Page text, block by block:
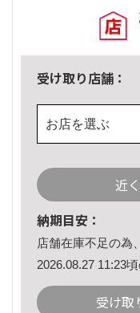
受け取り店舗：
お店を選ぶ
近
納期目安：
店舗在庫不足の為
2026.08.27 11:23
受け取